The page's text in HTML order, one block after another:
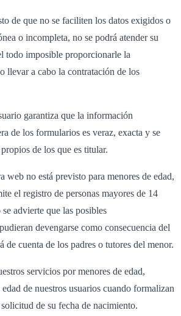
de que no se faciliten los datos exigidos o
o incompleta, no se podrá atender su
todo imposible proporcionarle la
llevar a cabo la contratación de los
garantiza que la información
de los formularios es veraz, exacta y se
de los que es titular.
web no está previsto para menores de edad,
el registro de personas mayores de 14
advierte que las posibles
devengarse como consecuencia del
de cuenta de los padres o tutores del menor.
servicios por menores de edad,
de nuestros usuarios cuando formalizan
de su fecha de nacimiento.